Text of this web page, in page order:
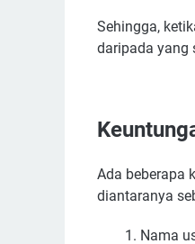
Sehingga,
daripada yang
Ada beberapa
diantaranya
Nama